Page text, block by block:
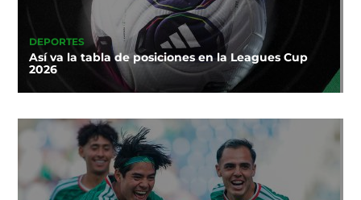
DEPORTES
Así va la tabla de posiciones en la Leagues Cup
2026